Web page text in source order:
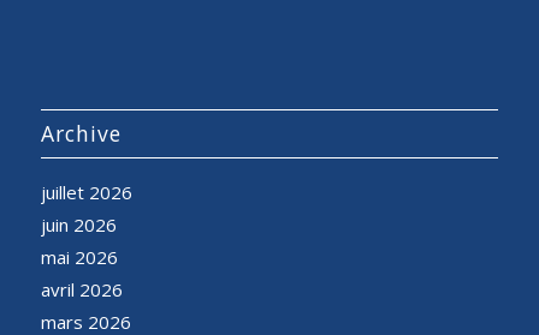
Archive
juillet 2026
juin 2026
mai 2026
avril 2026
mars 2026